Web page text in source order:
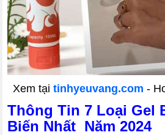
Xem tại tinhyeuvang.com -
Thông Tin 7 Loại Gel
Biến Nhất Năm 2024